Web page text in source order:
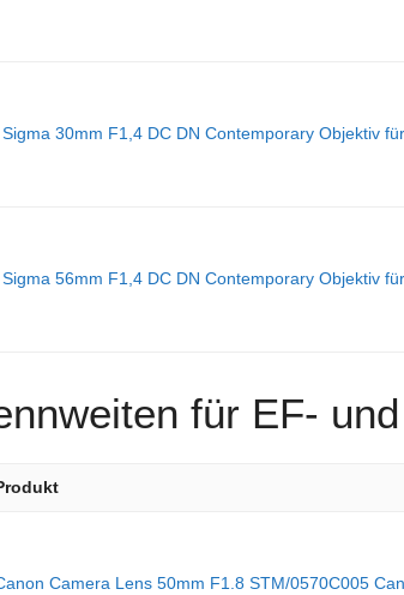
Sigma 30mm F1,4 DC DN Contemporary Objektiv
Sigma 56mm F1,4 DC DN Contemporary Objektiv
für EF-
Camera Lens 50mm F1.8 STM/0570C005